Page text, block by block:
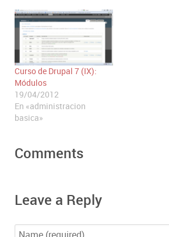
Curso de Drupal 7 (IX):
Módulos
19/04/2012
En «administracion
basica»
Comments
Leave a Reply